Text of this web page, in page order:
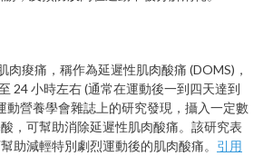
肉痠痛，稱作為延遲性肌肉酸痛 (DOMS)，
24 小時左右 (通常在運動後一到四天達到
動營養學會雜誌上的研究發現，攝入一定數
，可幫助消除延遲性肌肉酸痛。該研究表
助減輕特別劇烈運動後的肌肉酸痛。 引用